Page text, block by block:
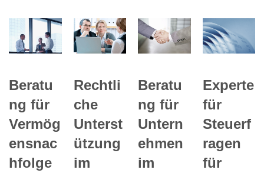
Beratu
ng für
Vermög
ensnac
hfolge
Rechtli
che
Unterst
ützung
im
Beratu
ng für
Untern
ehmen
im
Experte
für
Steuerf
ragen
für